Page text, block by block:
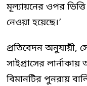
মূল্যায়নের ওপর
নেওয়া হয়েছে।’
প্রতিবেদন অনুযায়ী,
সাইপ্রাসের
বিমানটির পুনরায়